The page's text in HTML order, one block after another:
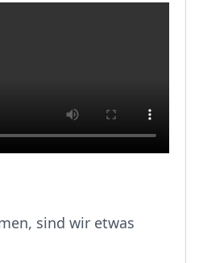
sind wir etwas